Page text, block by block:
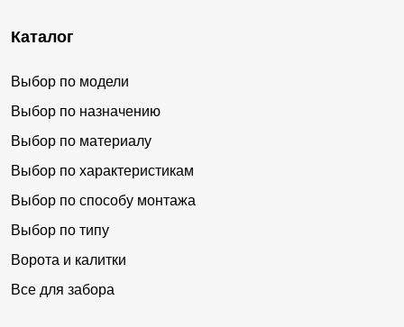
Каталог
Выбор по модели
Выбор по назначению
Выбор по материалу
Выбор по характеристикам
Выбор по способу монтажа
Выбор по типу
Ворота и калитки
Все для забора